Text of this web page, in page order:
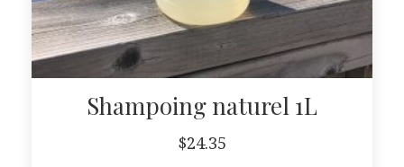
Shampoing naturel 1L
$24.35